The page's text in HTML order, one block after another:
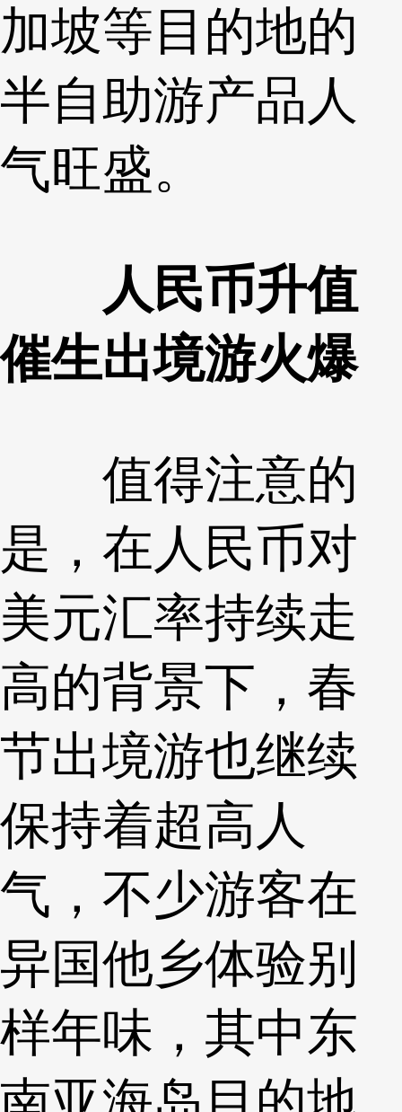
加坡等目的地的
半自助游产品人
气旺盛。
人民币升值
催生出境游火爆
值得注意的
是，在人民币对
美元汇率持续走
高的背景下，春
节出境游也继续
保持着超高人
气，不少游客在
异国他乡体验别
样年味，其中东